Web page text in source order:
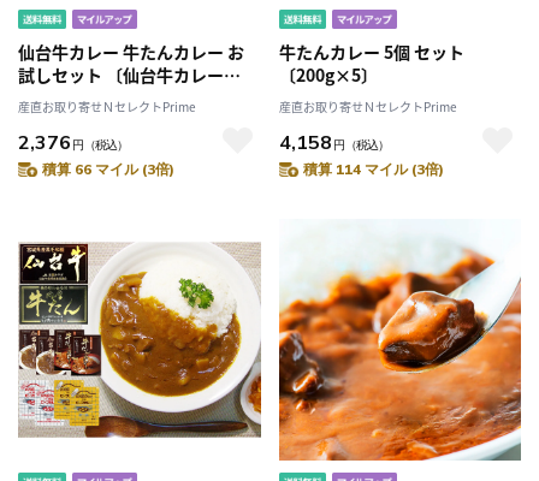
仙台牛カレー 牛たんカレー お
試しセット 〔仙台牛カレー
200g、牛たんカレー200g〕
産直お取り寄せＮセレクトPrime
2,376 円 （税込）
積算 66 マイル (3倍)
牛たんカレー 5個 セット
〔200g×5〕
産直お取り寄せＮセレクトPrime
4,158 円 （税込）
積算 114 マイル (3倍)